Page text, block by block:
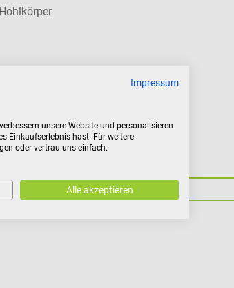
Impressum
unsere Website und personalisieren
Einkaufserlebnis hast. Für weitere
oder vertrau uns einfach.
Alle akzeptieren